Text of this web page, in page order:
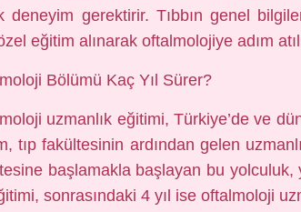
deneyim gerektirir. Tıbbın genel
eğitim alınarak oftalmolojiye adım
Bölümü Kaç Yıl Sürer?
uzmanlık eğitimi, Türkiye’de ve
tıp fakültesinin ardından gelen
başlamakla başlayan bu yolculuk,
sonrasındaki 4 yıl ise oftalmoloji